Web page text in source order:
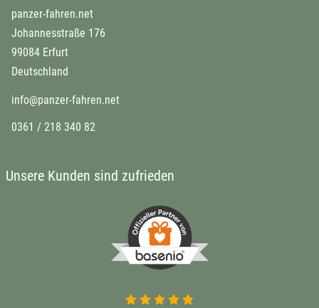
panzer-fahren.net
Johannesstraße 176
99084 Erfurt
Deutschland
info@panzer-fahren.net
0361 / 218 340 82
Unsere Kunden sind zufrieden